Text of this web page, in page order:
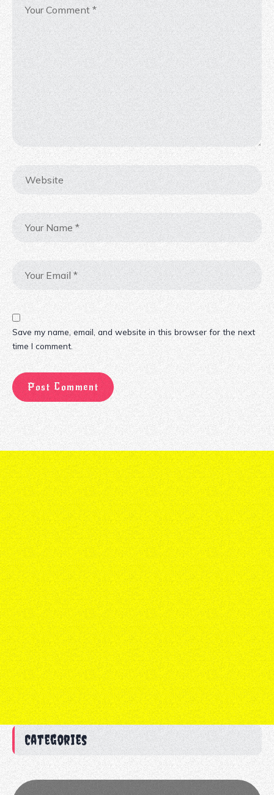
Save my name, email, and website in this browser for the next
time I comment.
Categories